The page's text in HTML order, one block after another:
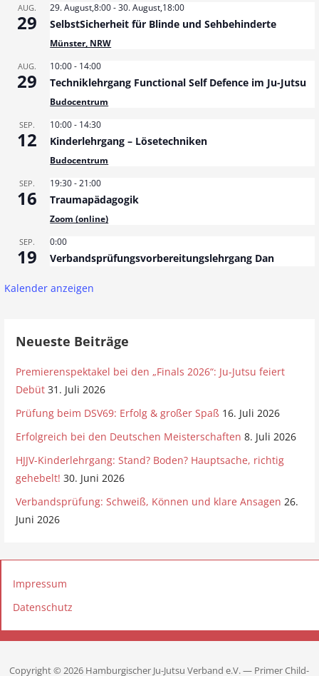
AUG.
29
29. August,8:00-30. August,18:00
SelbstSicherheit für Blinde und Sehbehinderte
Münster, NRW
AUG.
29
10:00- 14:00
Techniklehrgang Functional Self Defence im Ju-Jutsu
Budocentrum
SEP.
12
10:00- 14:30
Kinderlehrgang – Lösetechniken
Budocentrum
SEP.
16
19:30-21:00
Traumapädagogik
Zoom (online)
SEP.
19
0:00
Verbandsprüfungsvorbereitungslehrgang Dan
Kalender anzeigen
Neueste Beiträge
Premierenspektakel bei den „Finals 2026“: Ju-Jutsu feiert
Debüt 31. Juli 2026
Prüfung beim DSV69: Erfolg & großer Spaß 16. Juli 2026
Erfolgreich bei den Deutschen Meisterschaften 8. Juli 2026
HJJV-Kinderlehrgang: Stand? Boden? Hauptsache, richtig
gehebelt! 30. Juni 2026
Verbandsprüfung: Schweiß, Können und klare Ansagen 26.
Juni 2026
Impressum
Datenschutz
Copyright © 2026 Hamburgischer Ju-Jutsu Verband e.V. — Primer Child-